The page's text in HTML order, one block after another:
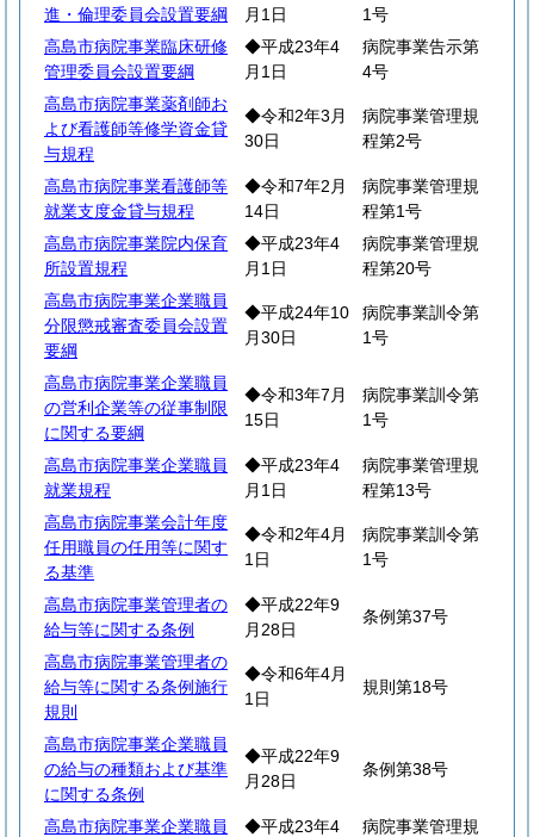
進・倫理委員会設置要綱
月1日
1号
高島市病院事業臨床研修
管理委員会設置要綱
◆平成23年4
月1日
病院事業告示第
4号
高島市病院事業薬剤師お
よび看護師等修学資金貸
与規程
◆令和2年3月
30日
病院事業管理規
程第2号
高島市病院事業看護師等
就業支度金貸与規程
◆令和7年2月
14日
病院事業管理規
程第1号
高島市病院事業院内保育
所設置規程
◆平成23年4
月1日
病院事業管理規
程第20号
高島市病院事業企業職員
分限懲戒審査委員会設置
要綱
◆平成24年10
月30日
病院事業訓令第
1号
高島市病院事業企業職員
の営利企業等の従事制限
に関する要綱
◆令和3年7月
15日
病院事業訓令第
1号
高島市病院事業企業職員
就業規程
◆平成23年4
月1日
病院事業管理規
程第13号
高島市病院事業会計年度
任用職員の任用等に関す
る基準
◆令和2年4月
1日
病院事業訓令第
1号
高島市病院事業管理者の
給与等に関する条例
◆平成22年9
月28日
条例第37号
高島市病院事業管理者の
給与等に関する条例施行
規則
◆令和6年4月
1日
規則第18号
高島市病院事業企業職員
の給与の種類および基準
に関する条例
◆平成22年9
月28日
条例第38号
高島市病院事業企業職員
◆平成23年4
病院事業管理規